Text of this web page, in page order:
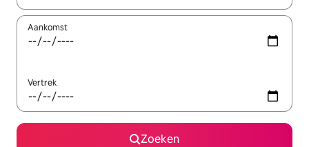
Aankomst
Vertrek
Zoeken